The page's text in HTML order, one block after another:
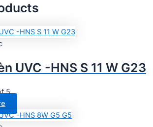
UVC -HNS S 11 W G23
5